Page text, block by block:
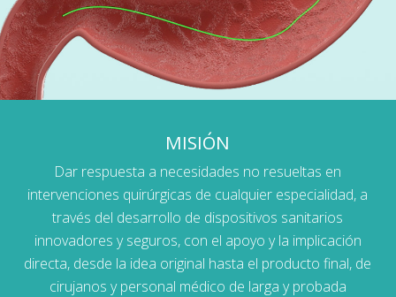
MISIÓN
Dar respuesta a necesidades no resueltas en
intervenciones quirúrgicas de cualquier especialidad, a
través del desarrollo de dispositivos sanitarios
innovadores y seguros, con el apoyo y la implicación
directa, desde la idea original hasta el producto final, de
cirujanos y personal médico de larga y probada